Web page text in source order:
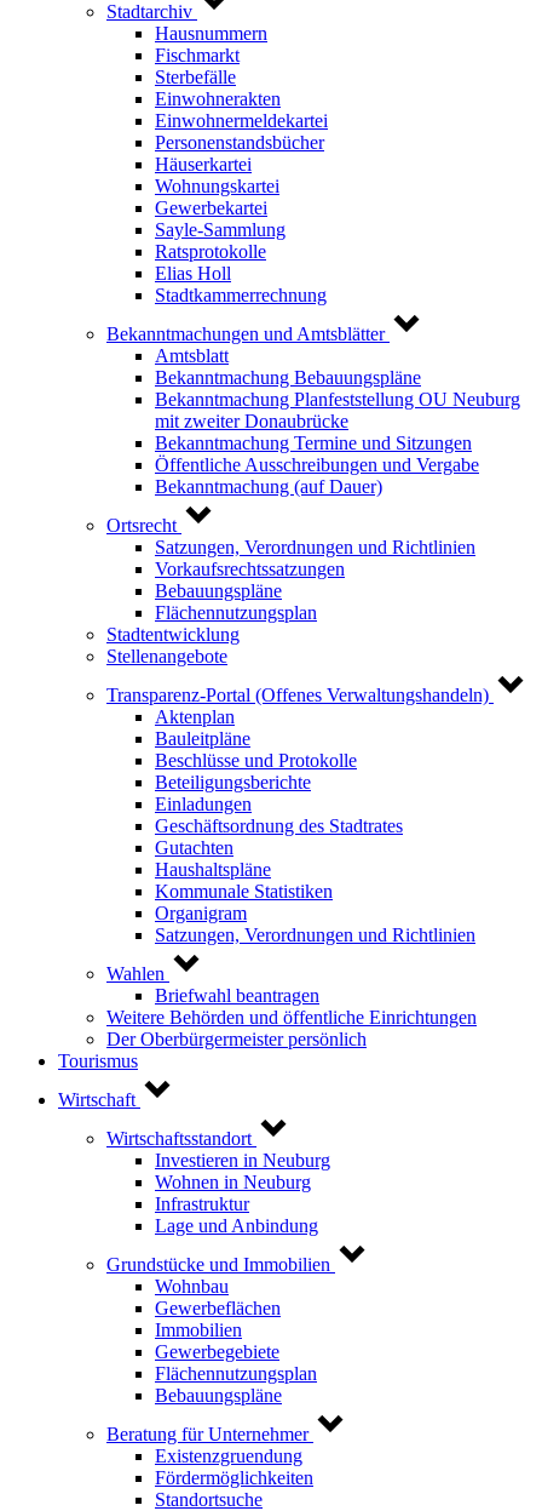
Stadtarchiv
Hausnummern
Fischmarkt
Sterbefälle
Einwohnerakten
Einwohnermeldekartei
Personenstandsbücher
Häuserkartei
Wohnungskartei
Gewerbekartei
Sayle-Sammlung
Ratsprotokolle
Elias Holl
Stadtkammerrechnung
Bekanntmachungen und Amtsblätter
Amtsblatt
Bekanntmachung Bebauungspläne
Bekanntmachung Planfeststellung OU Neuburg
mit zweiter Donaubrücke
Bekanntmachung Termine und Sitzungen
Öffentliche Ausschreibungen und Vergabe
Bekanntmachung (auf Dauer)
Ortsrecht
Satzungen, Verordnungen und Richtlinien
Vorkaufsrechtssatzungen
Bebauungspläne
Flächennutzungsplan
Stadtentwicklung
Stellenangebote
Transparenz-Portal (Offenes Verwaltungshandeln)
Aktenplan
Bauleitpläne
Beschlüsse und Protokolle
Beteiligungsberichte
Einladungen
Geschäftsordnung des Stadtrates
Gutachten
Haushaltspläne
Kommunale Statistiken
Organigram
Satzungen, Verordnungen und Richtlinien
Wahlen
Briefwahl beantragen
Weitere Behörden und öffentliche Einrichtungen
Der Oberbürgermeister persönlich
Tourismus
Wirtschaft
Wirtschaftsstandort
Investieren in Neuburg
Wohnen in Neuburg
Infrastruktur
Lage und Anbindung
Grundstücke und Immobilien
Wohnbau
Gewerbeflächen
Immobilien
Gewerbegebiete
Flächennutzungsplan
Bebauungspläne
Beratung für Unternehmer
Existenzgruendung
Fördermöglichkeiten
Standortsuche